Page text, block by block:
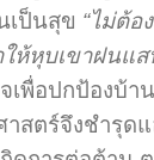
เป็นสุข “ไม่ต้อ
ห้หุบเขาฝนแส
พื่อปกป้องบ้
สตร์จึงชำรุด